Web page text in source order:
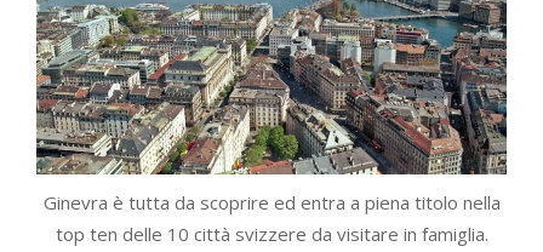
Ginevra è tutta da scoprire ed entra a piena titolo nella
top ten delle 10 città svizzere da visitare in famiglia.